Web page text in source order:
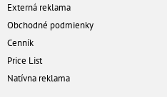
Externá reklama
Obchodné podmienky
Cenník
Price List
Natívna reklama